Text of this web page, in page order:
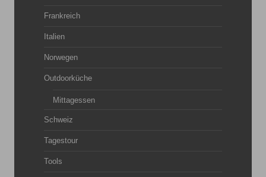
Frankreich
Italien
Norwegen
Outdoorküche
Mittagessen
Schweiz
Tagestour
Tools